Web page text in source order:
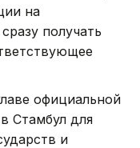
на
получать
официальной
Стамбул для
и